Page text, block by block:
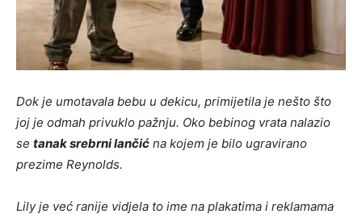
Dok je umotavala bebu u dekicu, primijetila je nešto što
joj je odmah privuklo pažnju. Oko bebinog vrata nalazio
se tanak srebrni lančić na kojem je bilo ugravirano
prezime Reynolds.
Lily je već ranije vidjela to ime na plakatima i reklamama